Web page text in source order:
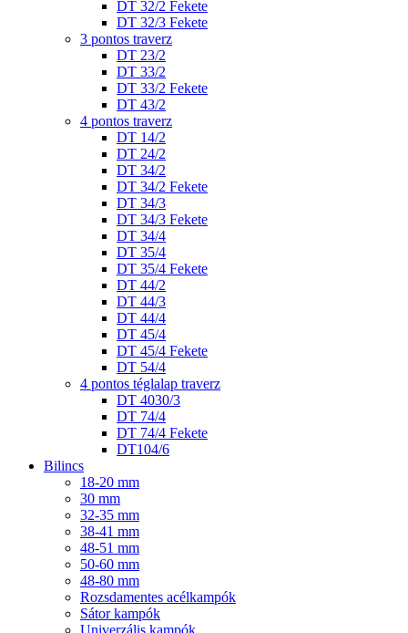
DT 32/2 Fekete
DT 32/3 Fekete
3 pontos traverz
DT 23/2
DT 33/2
DT 33/2 Fekete
DT 43/2
4 pontos traverz
DT 14/2
DT 24/2
DT 34/2
DT 34/2 Fekete
DT 34/3
DT 34/3 Fekete
DT 34/4
DT 35/4
DT 35/4 Fekete
DT 44/2
DT 44/3
DT 44/4
DT 45/4
DT 45/4 Fekete
DT 54/4
4 pontos téglalap traverz
DT 4030/3
DT 74/4
DT 74/4 Fekete
DT104/6
Bilincs
18-20 mm
30 mm
32-35 mm
38-41 mm
48-51 mm
50-60 mm
48-80 mm
Rozsdamentes acélkampók
Sátor kampók
Univerzális kampók